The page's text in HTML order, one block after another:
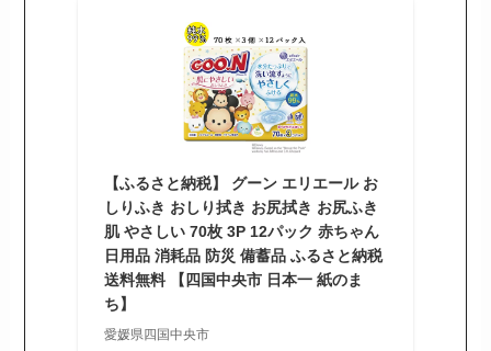
【ふるさと納税】 グーン エリエール お
しりふき おしり拭き お尻拭き お尻ふき
肌 やさしい 70枚 3P 12パック 赤ちゃん
日用品 消耗品 防災 備蓄品 ふるさと納税
送料無料 【四国中央市 日本一 紙のま
ち】
愛媛県四国中央市